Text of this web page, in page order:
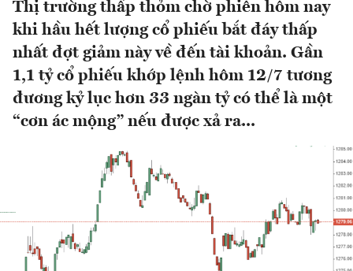
Thị trường thấp thỏm chờ phiên hôm nay
khi hầu hết lượng cổ phiếu bắt đáy thấp
nhất đợt giảm này về đến tài khoản. Gần
1,1 tỷ cổ phiếu khớp lệnh hôm 12/7 tương
đương kỷ lục hơn 33 ngàn tỷ có thể là một
“cơn ác mộng” nếu được xả ra...